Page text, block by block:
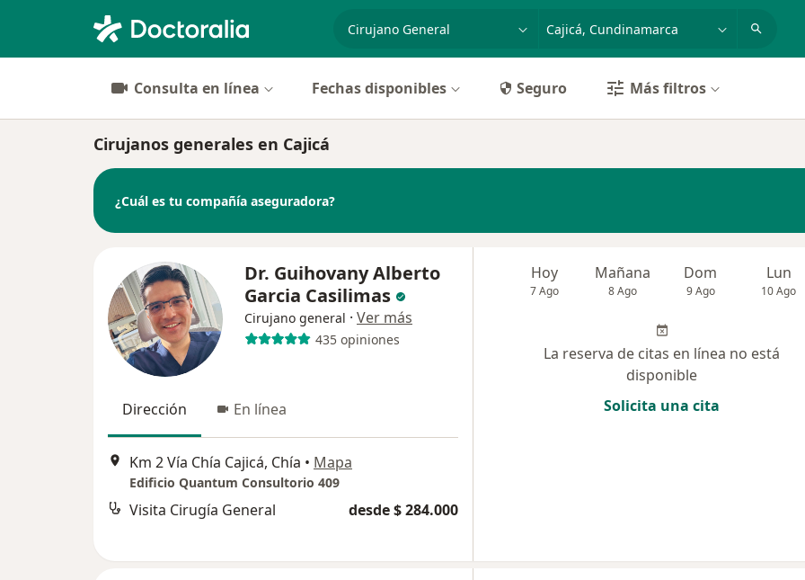
especialidad, enfermedad o nombrep. ej. Bogotá
Consulta en línea Fechas disponibles Seguro Más filtros
Cirujanos generales en Cajicá
¿Cuál es tu compañía aseguradora?
Dr. Guihovany Alberto
Garcia Casilimas
Cirujano general · Ver más
435 opiniones
Dirección En línea
Km 2 Vía Chía Cajicá, Chía • Mapa
Edificio Quantum Consultorio 409
Visita Cirugía General desde $ 284.000
Hoy
7 Ago
Mañana
8 Ago
Dom
9 Ago
Lun
10 Ago
La reserva de citas en línea no está
disponible
Solicita una cita